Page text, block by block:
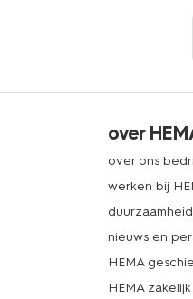
over
over ons
werken bij
duurzaamheid
nieuws en
HEMA
HEMA zakelijk